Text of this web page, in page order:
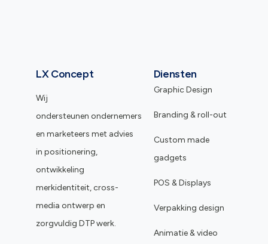
LX Concept
Wij
ondersteunen ondernemers
en marketeers met advies
in positionering,
ontwikkeling
merkidentiteit, cross-
media ontwerp en
zorgvuldig DTP werk.
Diensten
Graphic Design
Branding & roll-out
Custom made
gadgets
POS & Displays
Verpakking design
Animatie & video